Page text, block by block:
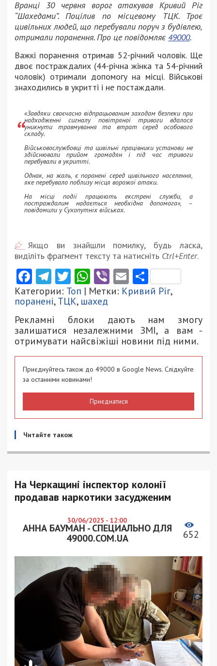
Вранці 30 червня ворог атакував Кривий Ріг
“Шахедами”. Поцілив по місцевому ТЦК. Троє
цивільних людей, що перебували поруч з будівлею,
отримали поранення. Про це повідомляє 49000.
Важкі поранення отримав 52-річний чоловік. Ще
двоє постраждалих (44-річна жінка та 54-річний
чоловік) отримали допомогу на місці. Військові
знаходились в укритті і не постаждали.
«Завдяки своєчасно відпрацьованим заходам безпеки при
надходженні сигналу повітряної тривоги вдалося
уникнути травмування та втрат серед особового
складу.
Військовослужбовці та цивільні працівники установи не
здійснювали прийом громадян і під час тривоги
перебували в укритті.
Однак, на жаль, є поранені серед цивільного населення,
яке перебувало поблизу місця ворожої атаки.
На місці події працюють екстрені служби, а
постраждалим надається необхідна допомога», –
повідомили у Сухопутніх військах.
Якщо ви знайшли помилку, будь ласка,
виділіть фрагмент тексту та натисніть Ctrl+Enter.
Facebook
Telegram
Twitter
WhatsApp
ViberEmail
Категории: Топ | Метки: Кривий Ріг,
поранені,ТЦК, шахед
Рекламні блоки дають нам змогу
залишатися незалежними ЗМІ, а вам -
отримувати найсвіжіші новини під ними.
Приєднуйтесь також до 49000 в Google News. Слідкуйте
за останніми новинами!
Приєднатися
Читайте також
На Черкащині інспектор колонії
продавав наркотики засудженим
30/06/2025 - 12:00
АННА БАУМАН - СПЕЦИАЛЬНО ДЛЯ
49000.COM.UA
652